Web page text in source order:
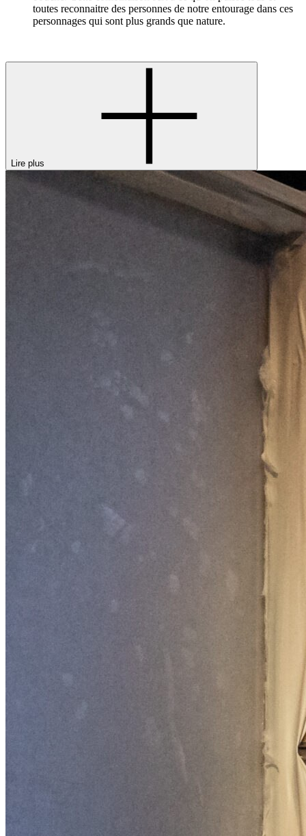
toutes reconnaitre des personnes de notre entourage dans ces
personnages qui sont plus grands que nature.
Lire plus